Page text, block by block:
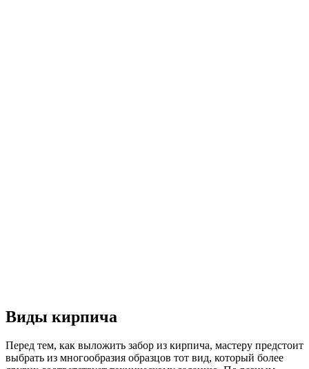
Виды кирпича
Перед тем, как выложить забор из кирпича, мастеру предстоит
выбрать из многообразия образцов тот вид, который более